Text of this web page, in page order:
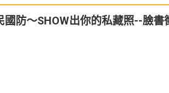
防～SHOW出你的私藏照--臉書